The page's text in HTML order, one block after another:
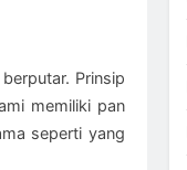
Prinsip
memiliki pan
seperti yang